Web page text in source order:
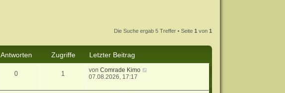
Die Suche ergab 5 Treffer • Seite1 von1
Antworten Zugriffe
Letzter Beitrag
0 1 vonComrade Kimo
07.08.2026, 17:17